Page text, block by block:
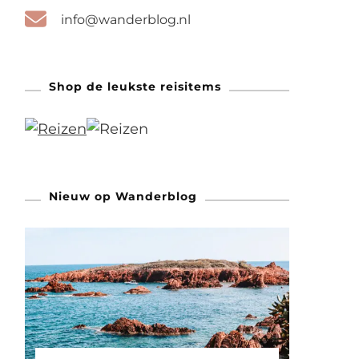
info@wanderblog.nl
Shop de leukste reisitems
Nieuw op Wanderblog